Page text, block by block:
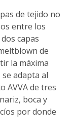
de tejido no
entre los
capas
de
la máxima
adapta al
AVVA de tres
boca y
por donde